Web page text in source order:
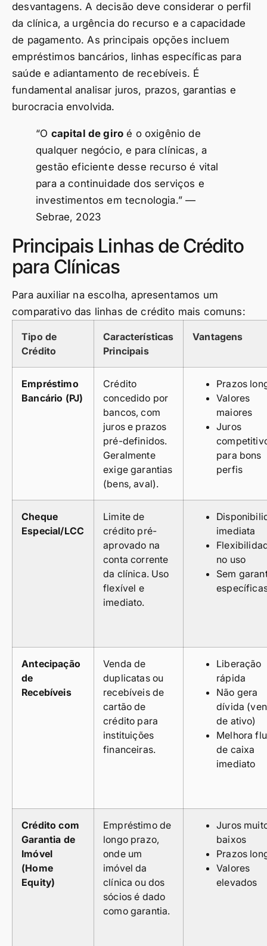
desvantagens. A decisão deve considerar o perfil
da clínica, a urgência do recurso e a capacidade
de pagamento. As principais opções incluem
empréstimos bancários, linhas específicas para
saúde e adiantamento de recebíveis. É
fundamental analisar juros, prazos, garantias e
burocracia envolvida.
“O capital de giro é o oxigênio de
qualquer negócio, e para clínicas, a
gestão eficiente desse recurso é vital
para a continuidade dos serviços e
investimentos em tecnologia.” —
Sebrae, 2023
Principais Linhas de Crédito
para Clínicas
Para auxiliar na escolha, apresentamos um
comparativo das linhas de crédito mais comuns:
Tipo de
Crédito
Características
Principais
Vantagens
Empréstimo
Bancário (PJ)
Crédito
concedido por
bancos, com
juros e prazos
pré-definidos.
Geralmente
exige garantias
(bens, aval).
Prazos
Valores
maiores
Juros
para bons
perfis
Cheque
Especial/LCC
Limite de
crédito pré-
aprovado na
conta corrente
da clínica. Uso
flexível e
imediato.
imediata
no uso
Sem
Antecipação
de
Recebíveis
Venda de
duplicatas ou
recebíveis de
cartão de
crédito para
instituições
financeiras.
Liberação
rápida
Não gera
dívida
de ativo)
Melhora
de caixa
imediato
Crédito com
Garantia de
Imóvel
(Home
Equity)
Empréstimo de
longo prazo,
onde um
imóvel da
clínica ou dos
sócios é dado
como garantia.
Juros
baixos
Prazos
Valores
elevados